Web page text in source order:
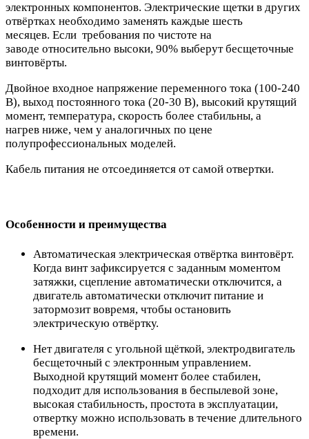
электронных компонентов. Электрические щетки в других
отвёртках необходимо заменять каждые шесть
месяцев. Если требования по чистоте на
заводе относительно высоки, 90% выберут бесщеточные
винтовёрты.
Двойное входное напряжение переменного тока (100-240
В), выход постоянного тока (20-30 В), высокий крутящий
момент, температура, скорость более стабильны, а
нагрев ниже, чем у аналогичных по цене
полупрофессиональных моделей.
Кабель питания не отсоединяется от самой отвертки.
Особенности и преимущества
Автоматическая электрическая отвёртка винтовёрт.
Когда винт зафиксируется с заданным моментом
затяжки, сцепление автоматически отключится, а
двигатель автоматически отключит питание и
затормозит вовремя, чтобы остановить
электрическую отвёртку.
Нет двигателя с угольной щёткой, электродвигатель
бесщеточный с электронным управлением.
Выходной крутящий момент более стабилен,
подходит для использования в беспылевой зоне,
высокая стабильность, простота в эксплуатации,
отвертку можно использовать в течение длительного
времени.